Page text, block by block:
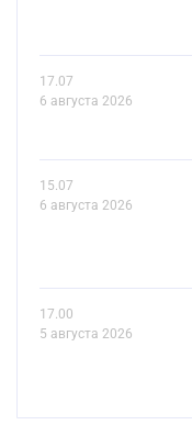
17.07
6 августа 2026
15.07
6 августа 2026
17.00
5 августа 2026